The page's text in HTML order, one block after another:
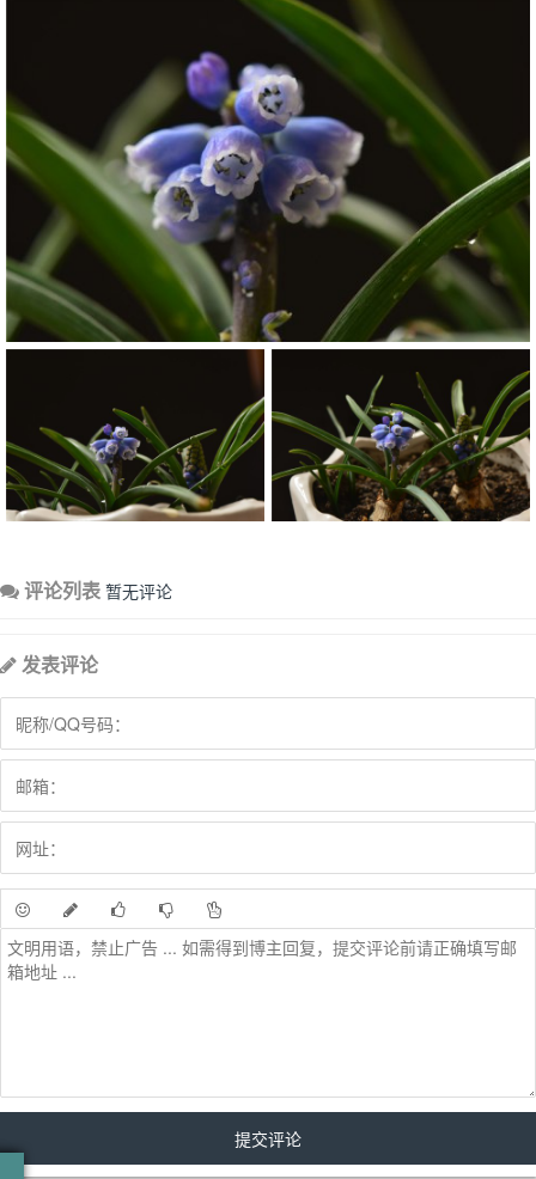
评论列表 暂无评论
发表评论
可可托海的牧羊人